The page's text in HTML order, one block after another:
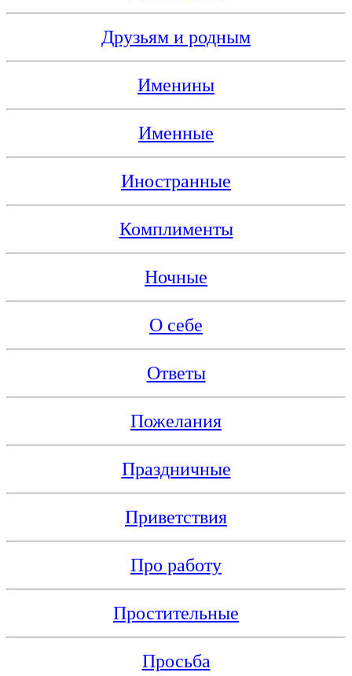
Друзьям и родным
Именины
Именные
Иностранные
Комплименты
Ночные
О себе
Ответы
Пожелания
Праздничные
Приветствия
Про работу
Простительные
Просьба